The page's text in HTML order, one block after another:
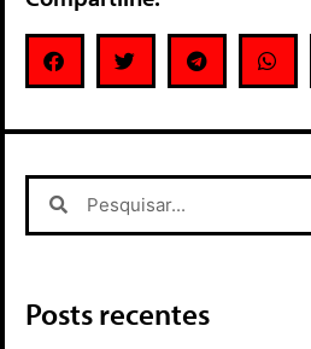
Posts recentes